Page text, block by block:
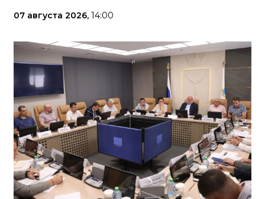
07 августа 2026, 14:00